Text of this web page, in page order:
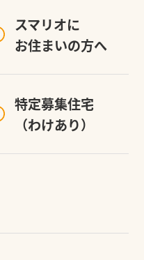
スマリオに
お住まいの方へ
特定募集住宅
（わけあり）